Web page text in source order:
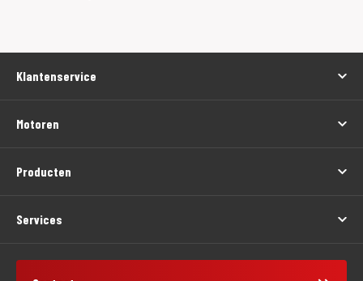
Klantenservice
Motoren
Producten
Services